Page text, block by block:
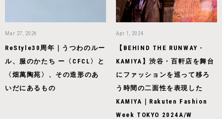
Mar 27, 2026
ReStyle30周年｜うつわのルー
ル、服のかたち ー〈CFCL〉と
〈畑萬陶苑〉、その造形のあ
いだにあるもの
Apr 1, 2024
【BEHIND THE RUNWAY -
KAMIYA】渋谷・百軒店を舞台
にファッションを巡って移ろ
う時間の二面性を表現した
KAMIYA｜Rakuten Fashion
Week TOKYO 2024A/W